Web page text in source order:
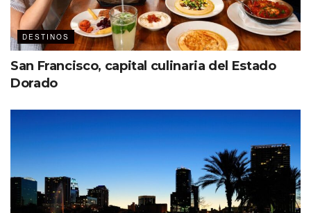
DESTINOS
San Francisco, capital culinaria del Estado
Dorado